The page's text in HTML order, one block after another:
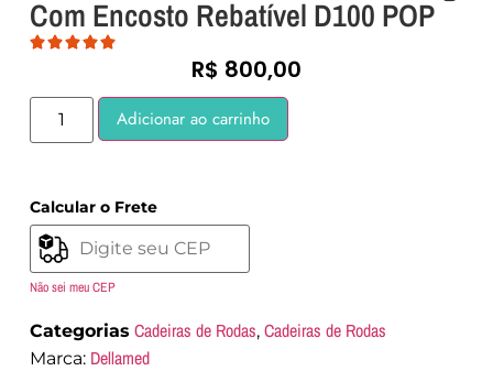
Com Encosto Rebatível D100 POP
R$ 800,00
Adicionar ao carrinho
Calcular o Frete
Não sei meu CEP
Categorias Cadeiras de Rodas, Cadeiras de Rodas
Marca: Dellamed